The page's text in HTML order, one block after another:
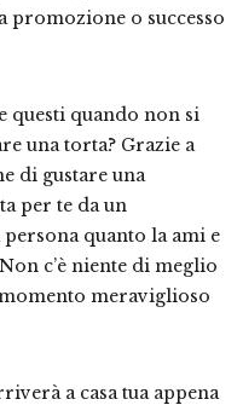
promozione o successo
questi quando non si
una torta? Grazie a
di gustare una
per te da un
quanto la ami e
c’è niente di meglio
meraviglioso
a casa tua appena